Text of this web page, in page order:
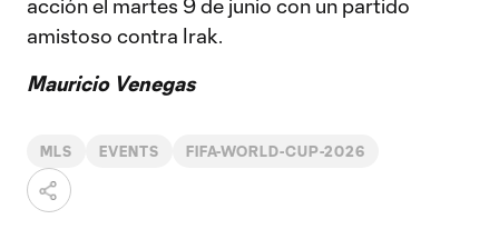
acción el martes 9 de junio con un partido
amistoso contra Irak.
Mauricio Venegas
MLS EVENTS FIFA-WORLD-CUP-2026